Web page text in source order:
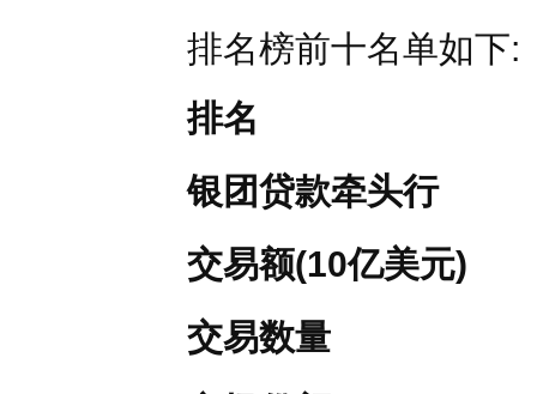
排名榜前十名单如下:
排名
银团贷款牵头行
交易额(10亿美元)
交易数量